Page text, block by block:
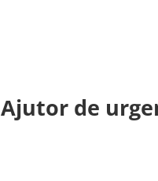
Ajutor de